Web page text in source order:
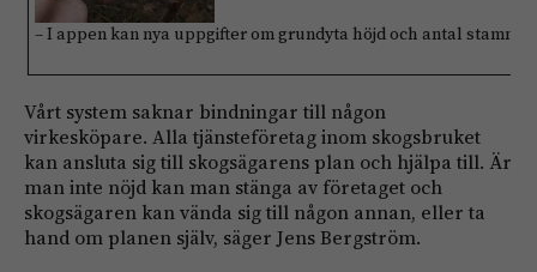
– I appen kan nya uppgifter om grundyta höjd och antal
Vårt system saknar bindningar till någon
virkesköpare. Alla tjänsteföretag inom skogsbruket
kan ansluta sig till skogsägarens plan och hjälpa till. Är
man inte nöjd kan man stänga av företaget och
skogsägaren kan vända sig till någon annan, eller ta
hand om planen själv, säger Jens Bergström.